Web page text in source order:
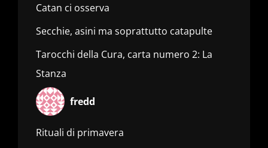
Catan ci osserva
Secchie, asini ma soprattutto catapulte
Tarocchi della Cura, carta numero 2: La
Stanza
fredd
Rituali di primavera